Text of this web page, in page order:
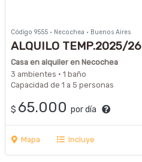
Código 9555 · Necochea · Buenos Aires
ALQUILO TEMP.2025/26
Casa en alquiler en Necochea
3 ambientes · 1 baño
Capacidad de 1 a 5 personas
$ 65.000 por día
Mapa Incluye